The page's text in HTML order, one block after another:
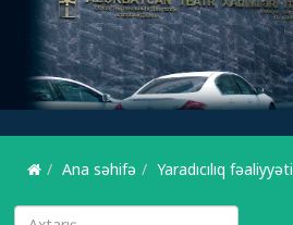
Ana səhifə Yaradıcılıq fəaliyyəti